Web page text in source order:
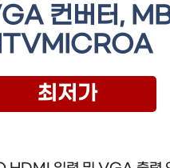
컨버터,
최저가